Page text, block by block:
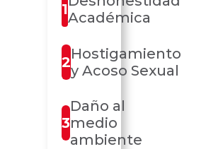
1Académica
2Hostigamiento
y Acoso Sexual
3
Daño al
medio
ambiente